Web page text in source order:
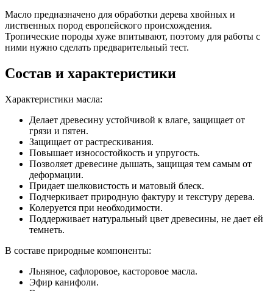
Масло предназначено для обработки дерева хвойных и
лиственных пород европейского происхождения.
Тропические породы хуже впитывают, поэтому для работы с
ними нужно сделать предварительный тест.
Состав и характеристики
Характеристики масла:
Делает древесину устойчивой к влаге, защищает от
грязи и пятен.
Защищает от растрескивания.
Повышает износостойкость и упругость.
Позволяет древесине дышать, защищая тем самым от
деформации.
Придает шелковистость и матовый блеск.
Подчеркивает природную фактуру и текстуру дерева.
Колеруется при необходимости.
Поддерживает натуральный цвет древесины, не дает ей
темнеть.
В составе природные компоненты:
Льняное, сафлоровое, касторовое масла.
Эфир канифоли.